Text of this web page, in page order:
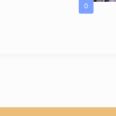
0